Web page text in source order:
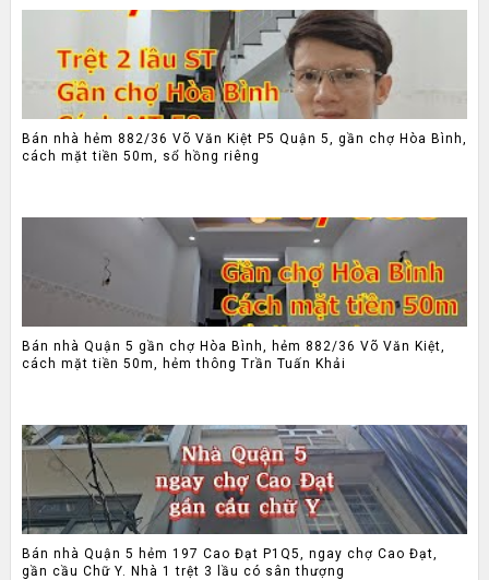
Bán nhà hẻm 882/36 Võ Văn Kiệt P5 Quận 5, gần chợ Hòa Bình,
cách mặt tiền 50m, sổ hồng riêng
Bán nhà Quận 5 gần chợ Hòa Bình, hẻm 882/36 Võ Văn Kiệt,
cách mặt tiền 50m, hẻm thông Trần Tuấn Khải
Bán nhà Quận 5 hẻm 197 Cao Đạt P1Q5, ngay chợ Cao Đạt,
gần cầu Chữ Y. Nhà 1 trệt 3 lầu có sân thượng